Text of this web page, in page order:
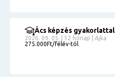
Ács képzés gyakorlattal
2026. 09. 05. | 12 hónap | Ajka
275.000Ft/félév-tól